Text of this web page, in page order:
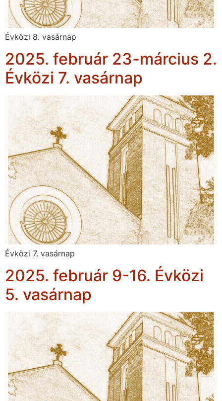
Évközi 8. vasárnap
2025. február 23-március 2.
Évközi 7. vasárnap
Évközi 7. vasárnap
2025. február 9-16. Évközi
5. vasárnap